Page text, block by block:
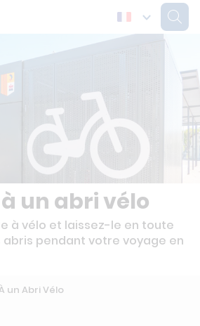
un abri vélo
à vélo et laissez-le en toute
pendant votre voyage en
un Abri Vélo